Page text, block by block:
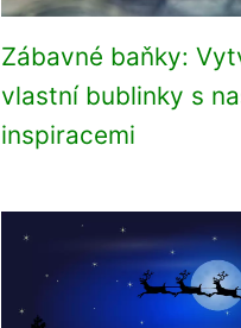
Zábavné baňky:
vlastní bublinky s
inspiracemi